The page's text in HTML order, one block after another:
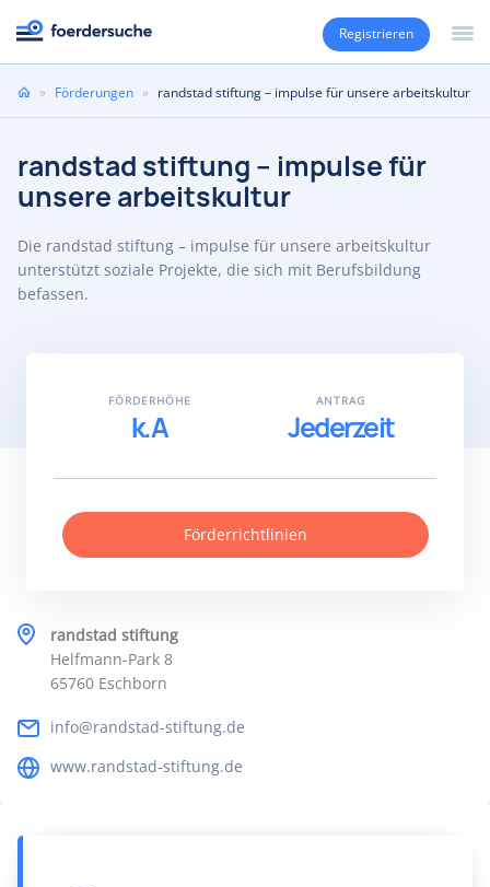
Registrieren
Sie» Förderungen » randstad stiftung – impulse für unsere arbeitskultur
randstad stiftung – impulse für
unsere arbeitskultur
Die randstad stiftung – impulse für unsere arbeitskultur
unterstützt soziale Projekte, die sich mit Berufsbildung
befassen.
randstad stiftung
Helfmann-Park 8
65760 Eschborn
info@randstad-stiftung.de
www.randstad-stiftung.de
FÖRDERHÖHE
k.A
ANTRAG
Jederzeit
Förderrichtlinien